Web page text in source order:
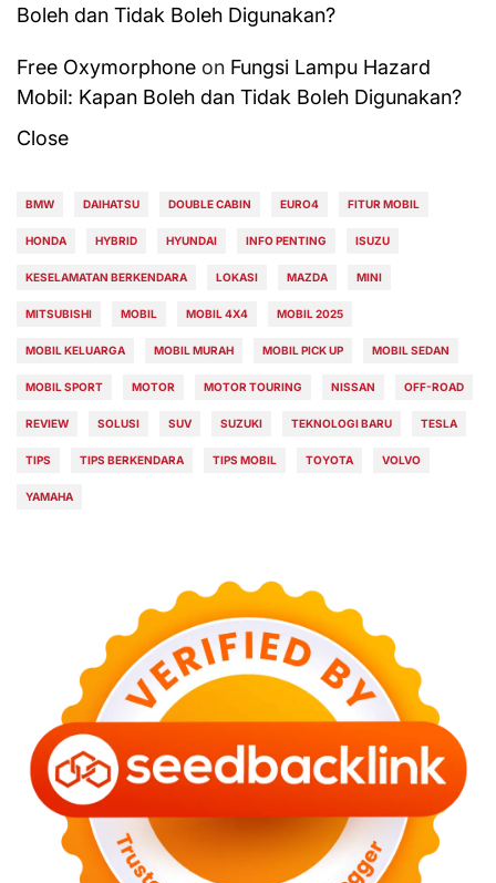
Boleh dan Tidak Boleh Digunakan?
Free Oxymorphone on Fungsi Lampu Hazard
Mobil: Kapan Boleh dan Tidak Boleh Digunakan?
Close
BMW DAIHATSU DOUBLE CABIN EURO4 FITUR MOBIL
HONDA HYBRID HYUNDAI INFO PENTING ISUZU
KESELAMATAN BERKENDARA LOKASI MAZDA MINI
MITSUBISHI MOBIL MOBIL 4X4 MOBIL 2025
MOBIL KELUARGA MOBIL MURAH MOBIL PICK UP MOBIL SEDAN
MOBIL SPORT MOTOR MOTOR TOURING NISSAN OFF-ROAD
REVIEW SOLUSI SUV SUZUKI TEKNOLOGI BARU TESLA
TIPS TIPS BERKENDARA TIPS MOBIL TOYOTA VOLVO
YAMAHA